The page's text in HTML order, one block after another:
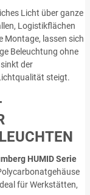
Licht über ganze
Logistikflächen
Montage, lassen sich
Beleuchtung ohne
sinkt der
steigt.
HUMID Serie
für Werkstätten,